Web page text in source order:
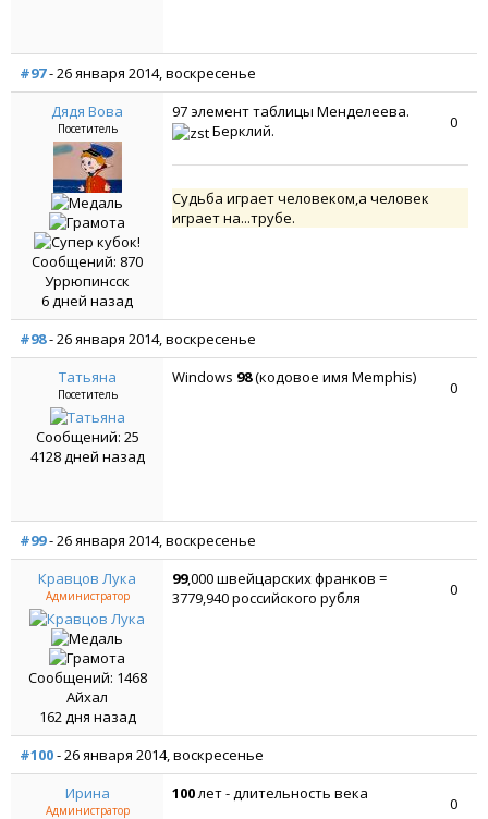
#97- 26 января 2014, воскресенье
Дядя Вова
Посетитель
Сообщений: 870
Уррюпинсск
6 дней назад
0
97 элемент таблицы Менделеева.
Берклий.
Судьба играет человеком,а человек
играет на...трубе.
#98- 26 января 2014, воскресенье
Татьяна
Посетитель
Сообщений: 25
4128 дней назад
0
Windows 98(кодовое имя Memphis)
#99- 26 января 2014, воскресенье
Кравцов Лука
Администратор
Сообщений: 1468
Айхал
162 дня назад
0
99,000 швейцарских франков =
3779,940 российского рубля
#100- 26 января 2014, воскресенье
Ирина
Администратор 0
100лет - длительность века